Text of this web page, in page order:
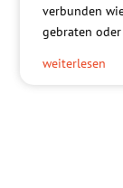
verbunden
gebraten
weiterlesen